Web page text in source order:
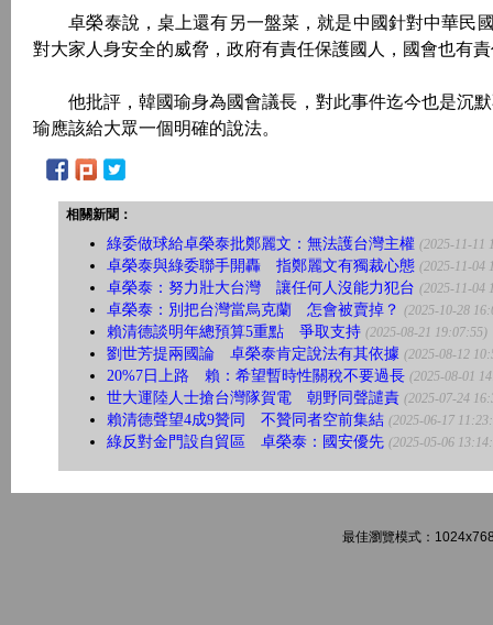
卓榮泰說，桌上還有另一盤菜，就是中國針對中華民
對大家人身安全的威脅，政府有責任保護國人，國會也有
他批評，韓國瑜身為國會議長，對此事件迄今也是沉默
瑜應該給大眾一個明確的說法。
相關新聞：
綠委做球給卓榮泰批鄭麗文：無法護台灣主權 (2025-11-11
卓榮泰與綠委聯手開轟 指鄭麗文有獨裁心態 (2025-11-04
卓榮泰：努力壯大台灣 讓任何人沒能力犯台 (2025-11-04
卓榮泰：別把台灣當烏克蘭 怎會被賣掉？ (2025-10-28
賴清德談明年總預算5重點 爭取支持 (2025-08-21 19:07:55)
劉世芳提兩國論 卓榮泰肯定說法有其依據 (2025-08-12
20%7日上路 賴：希望暫時性關稅不要過長 (2025-08-01
世大運陸人士搶台灣隊賀電 朝野同聲譴責 (2025-07-24
賴清德聲望4成9贊同 不贊同者空前集結 (2025-06-17
綠反對金門設自貿區 卓榮泰：國安優先 (2025-05-06
最佳瀏覽模式：